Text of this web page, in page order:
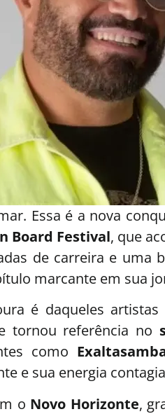
Essa é a nova
Board Festival, que
de carreira e uma
marcante em sua
é daqueles
tornou referência no
como
e sua energia
o Novo Horizonte,